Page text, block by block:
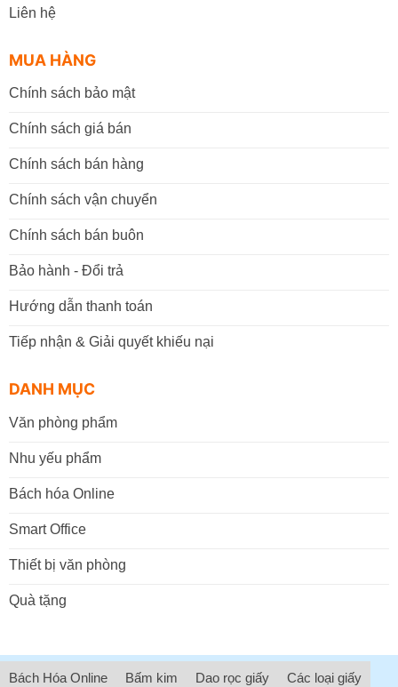
Liên hệ
MUA HÀNG
Chính sách bảo mật
Chính sách giá bán
Chính sách bán hàng
Chính sách vận chuyển
Chính sách bán buôn
Bảo hành - Đổi trả
Hướng dẫn thanh toán
Tiếp nhận & Giải quyết khiếu nại
DANH MỤC
Văn phòng phẩm
Nhu yếu phẩm
Bách hóa Online
Smart Office
Thiết bị văn phòng
Quà tặng
Bách Hóa Online Bấm kim Dao rọc giấy Các loại giấy